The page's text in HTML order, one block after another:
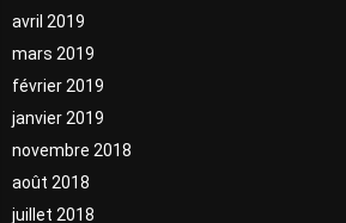
avril 2019
mars 2019
février 2019
janvier 2019
novembre 2018
août 2018
juillet 2018